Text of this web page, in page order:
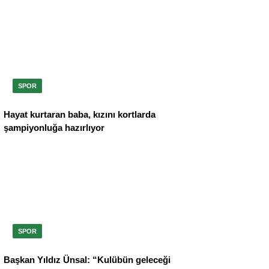
SPOR
Hayat kurtaran baba, kızını kortlarda
şampiyonluğa hazırlıyor
SPOR
Başkan Yıldız Ünsal: “Kulübün geleceği